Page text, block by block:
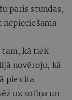
pāris stundas,
nepieciešama
tam, kā tiek
novēroju, kā
pie cita
uz soliņa un